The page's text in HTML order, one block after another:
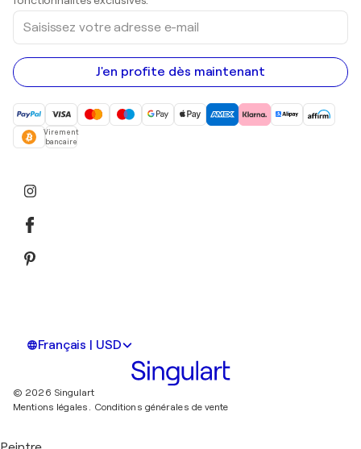
Saisissez
votre
adresse
e-
mail
J'en profite dès maintenant
Virement
bancaire
Français | USD
© 2026 Singulart
Mentions légales.
Conditions générales de vente